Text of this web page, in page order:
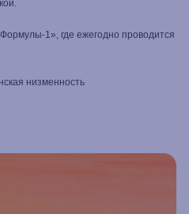
1», где ежегодно проводится
низменность